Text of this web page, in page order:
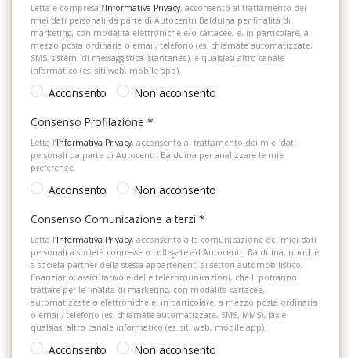
Poggiatesta anteriori regolabili
Pomello del cambio in pelle
Portaoggetti aggiuntivi
Predisposizioni
Radio DAB
Retrovisore interno auto-anabbagliante
Sedili abbattibili
Sedili anteriori regolabili
Sensori di Parcheggio Anterori e Posteriori
Sensori di pioggia
Servosterzo
Sistema automatico di parcheggio
Fatigue detection
Fendinebbia
Freni a disco anteriori e posteriori
riconoscimento pedoni
Funzione coming home e leaving home
Gruppi ottici anteriori con tecnologia iq.light led performance
Gruppi ottici posteriori a led
Hill start assist
Indicatori di direzione laterali integrati negli specchietti retrovisori
esterni
Light assist
Letta e compresa l’Informativa Privacy, acconsento al trattamento dei
miei dati personali da parte di Autocentri Balduina per finalità di
marketing, con modalità elettroniche e/o cartacee, e, in particolare, a
mezzo posta ordinaria o email, telefono (es. chiamate automatizzate,
SMS, sistemi di messaggistica istantanea), e qualsiasi altro canale
informatico (es. siti web, mobile app).
Acconsento
Non acconsento
Consenso Profilazione *
Letta l’Informativa Privacy, acconsento al trattamento dei miei dati
personali da parte di Autocentri Balduina per analizzare le mie
preferenze.
Acconsento
Non acconsento
Consenso Comunicazione a terzi *
Letta l’Informativa Privacy, acconsento alla comunicazione dei miei dati
personali a società connesse o collegate ad Autocentri Balduina, nonché
a società partner della stessa appartenenti ai settori automobilistico,
finanziario, assicurativo e delle telecomunicazioni, che li potranno
trattare per le finalità di marketing, con modalità cartacee,
automatizzate o elettroniche e, in particolare, a mezzo posta ordinaria
o email, telefono (es. chiamate automatizzate, SMS, MMS), fax e
qualsiasi altro canale informatico (es. siti web, mobile app).
Acconsento Non acconsento